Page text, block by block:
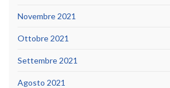
Novembre 2021
Ottobre 2021
Settembre 2021
Agosto 2021